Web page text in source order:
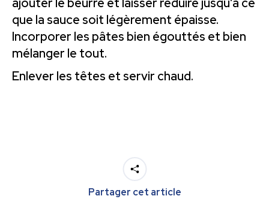
que la sauce soit légèrement épaisse.
Incorporer les pâtes bien égouttés et bien
mélanger le tout.
Enlever les têtes et servir chaud.
Partager cet article